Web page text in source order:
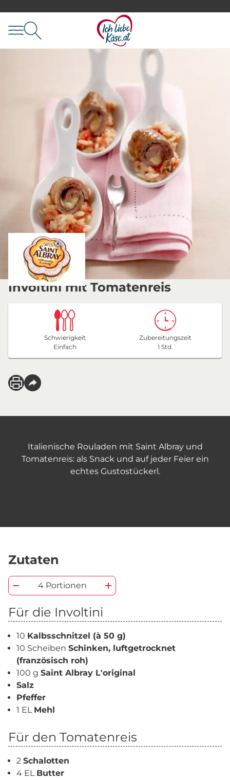
Involtini mit Tomatenreis
Schwierigkeit
Einfach
Zubereitungszeit
1 Std.
Italienische Rouladen mit Saint Albray und
Tomatenreis: als Snack und auf jeder Feier ein
echtes Gustostückerl.
Zutaten
4 Portionen
Für die Involtini
10 Kalbsschnitzel (à 50 g)
10 Scheiben Schinken, luftgetrocknet
(französisch roh)
100 g Saint Albray L'original
Salz
Pfeffer
1 EL Mehl
Für den Tomatenreis
2 Schalotten
4 EL Butter